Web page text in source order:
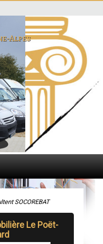
Alpes
SOCOREBAT
Le Poët-